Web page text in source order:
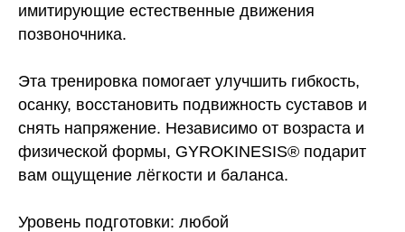
имитирующие естественные движения
позвоночника.
Эта тренировка помогает улучшить гибкость,
осанку, восстановить подвижность суставов и
снять напряжение. Независимо от возраста и
физической формы, GYROKINESIS® подарит
вам ощущение лёгкости и баланса.
Уровень подготовки: любой